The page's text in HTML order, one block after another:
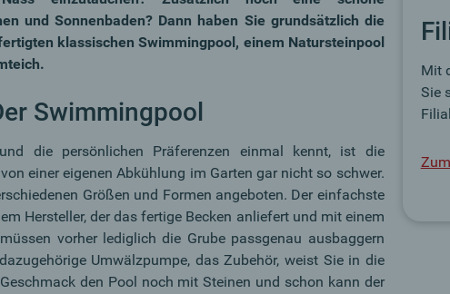
und Sonnenbaden? Dann haben Sie grundsätzlich die
klassischen Swimmingpool, einem Natursteinpool
Swimmingpool
die persönlichen Präferenzen einmal kennt, ist die
einer eigenen Abkühlung im Garten gar nicht so schwer.
Größen und Formen angeboten. Der einfachste
Hersteller, der das fertige Becken anliefert und mit einem
vorher lediglich die Grube passgenau ausbaggern
Umwälzpumpe, das Zubehör, weist Sie in die
den Pool noch mit Steinen und schon kann der
Mit
Sie